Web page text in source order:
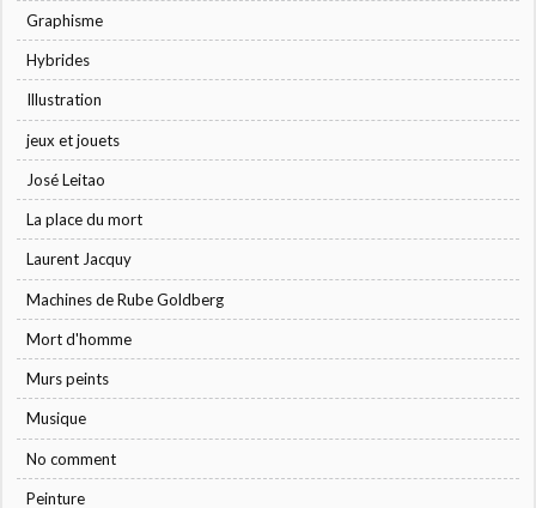
Graphisme
Hybrides
Illustration
jeux et jouets
José Leitao
La place du mort
Laurent Jacquy
Machines de Rube Goldberg
Mort d'homme
Murs peints
Musique
No comment
Peinture